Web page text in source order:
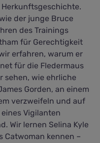
der junge Bruce
des Trainings
für Gerechtigkeit
erfahren, warum er
für die Fledermaus
sehen, wie ehrliche
Gorden, an einem
verzweifeln und auf
Vigilanten
Wir lernen Selina Kyle
Catwoman kennen –